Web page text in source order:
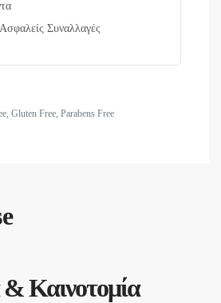
Συναλλαγές
, Gluten Free, Parabens Free
Καινοτομία